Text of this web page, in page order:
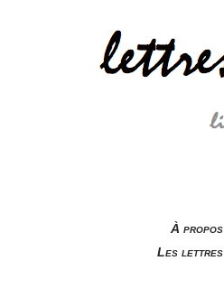
À propos
Les lettres